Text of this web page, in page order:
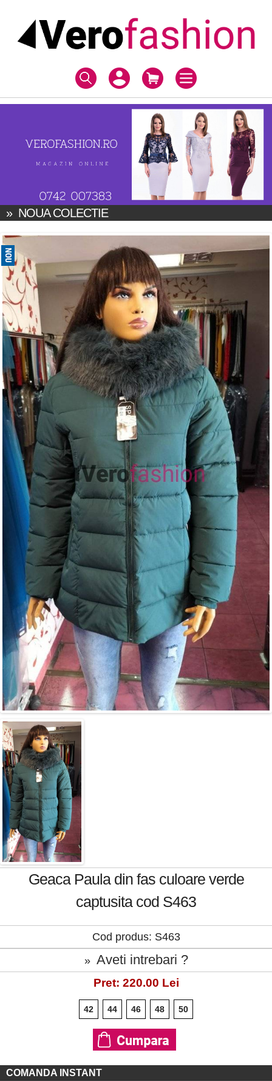
» NOUA COLECTIE
Geaca Paula din fas culoare verde
captusita cod S463
Cod produs: S463
» Aveti intrebari ?
Pret: 220.00 Lei
42 44 46 48 50
COMANDA INSTANT